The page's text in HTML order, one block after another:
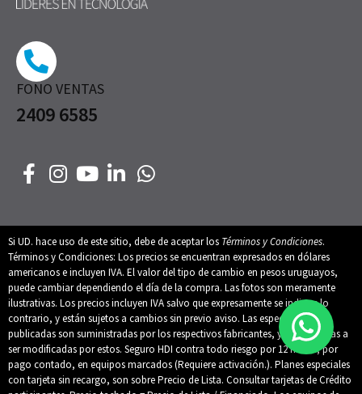
FONO VENTAS
2409 6585
Si UD. hace uso de este sitio, debe de aceptar los Términos y Condiciones.
Términos y Condiciones: Los precios se encuentran expresados en dólares
americanos e incluyen IVA. El valor del tipo de cambio en pesos uruguayos,
puede cambiar dependiendo el día de la compra. Las fotos son meramente
ilustrativas. Los precios incluyen IVA salvo que expresamente se indique lo
contrario, y están sujetos a cambios sin previo aviso. Las especificaciones
publicadas son suministradas por los respectivos fabricantes, y están sujetas a
ser modificadas por estos. Seguro HDI contra todo riesgo por 12 meses, por
pago contado, en equipos marcados (Requiere activación.). Planes especiales
con tarjeta sin recargo, son sobre Precio de Lista. Consultar tarjetas de Crédito